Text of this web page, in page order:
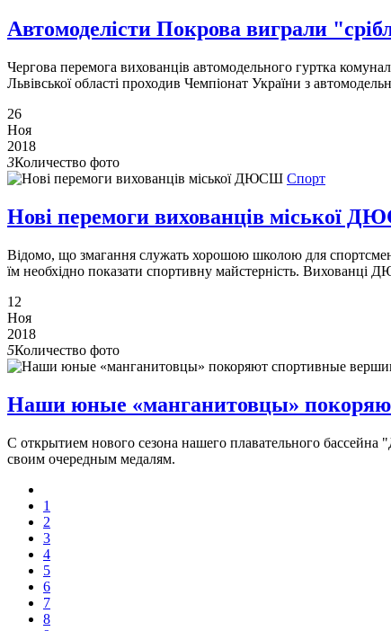
Автомоделісти Покрова виграли
Чергова перемога вихованців автомодельного гуртка
Львівської області проходив Чемпіонат України з
26
Ноя
2018
3Количество фото
Спорт
Нові перемоги вихованців міської
Відомо, що змагання служать хорошою школою для
їм необхідно показати спортивну майстерність.
12
Ноя
2018
5Количество фото
Наши юные «манганитовцы»
С открытием нового сезона нашего плавательного
своим очередным медалям.
1
2
3
4
5
6
7
8